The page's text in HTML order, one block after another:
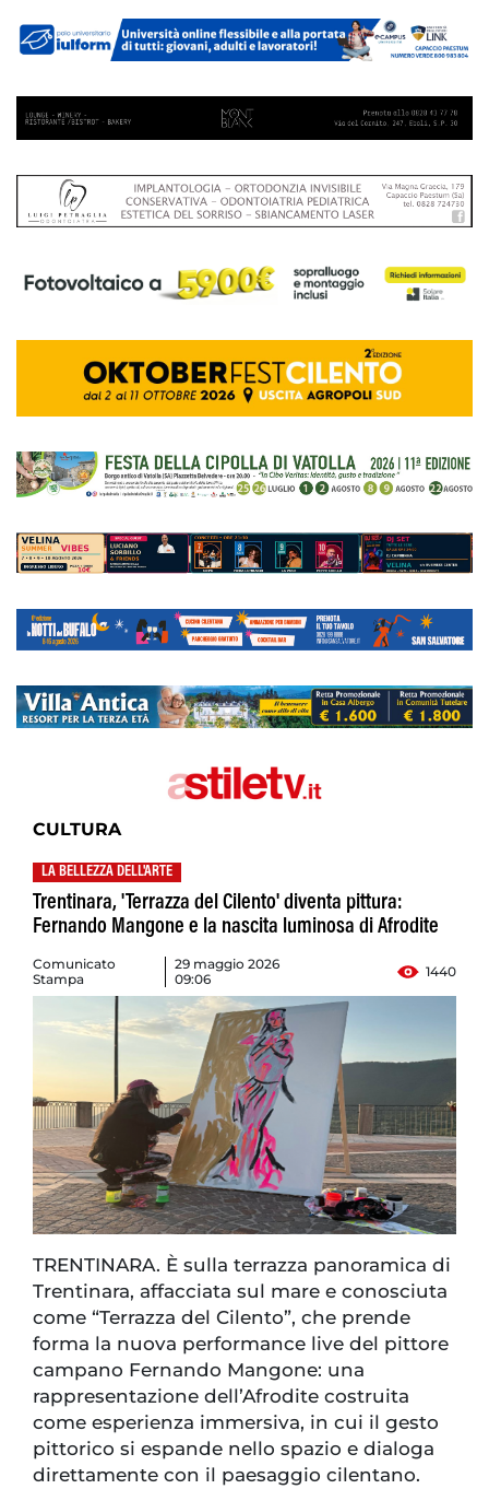
CULTURA
LA BELLEZZA DELL'ARTE
Trentinara, 'Terrazza del Cilento' diventa pittura:
Fernando Mangone e la nascita luminosa di Afrodite
Comunicato
Stampa
29 maggio 2026
09:06
1440
TRENTINARA. È sulla terrazza panoramica di
Trentinara, affacciata sul mare e conosciuta
come “Terrazza del Cilento”, che prende
forma la nuova performance live del pittore
campano Fernando Mangone: una
rappresentazione dell’Afrodite costruita
come esperienza immersiva, in cui il gesto
pittorico si espande nello spazio e dialoga
direttamente con il paesaggio cilentano.